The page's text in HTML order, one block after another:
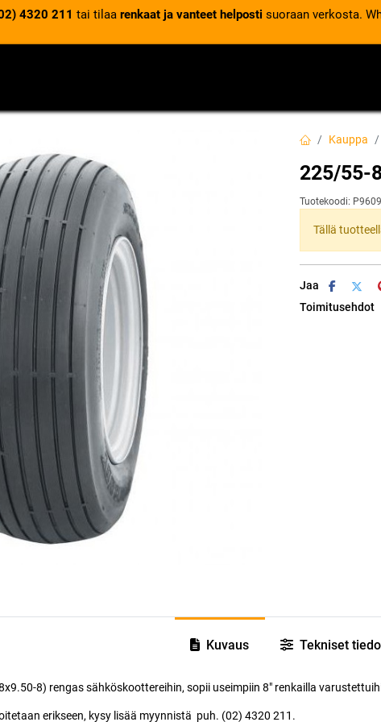
4320 211 tai tilaa renkaat ja vanteet helposti suoraan verkosta.
Kauppa
225/55-
Tuotekoodi:
Tällä
Jaa
Toimitusehdot
Kuvaus Tekniset
8) rengas sähköskoottereihin, sopii useimpiin 8" renkailla
erikseen, kysy lisää myynnistä puh. (02) 4320 211.